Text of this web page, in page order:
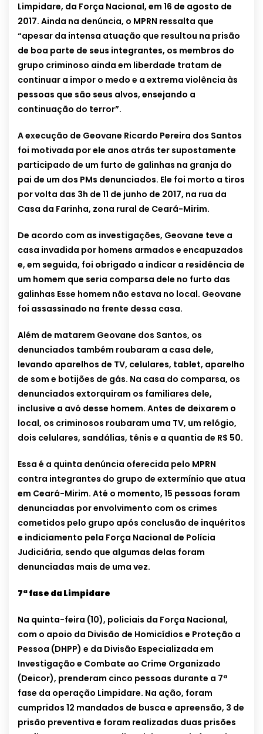
Limpidare, da Força Nacional, em 16 de agosto de
2017. Ainda na denúncia, o MPRN ressalta que
“apesar da intensa atuação que resultou na prisão
de boa parte de seus integrantes, os membros do
grupo criminoso ainda em liberdade tratam de
continuar a impor o medo e a extrema violência às
pessoas que são seus alvos, ensejando a
continuação do terror”.
A execução de Geovane Ricardo Pereira dos Santos
foi motivada por ele anos atrás ter supostamente
participado de um furto de galinhas na granja do
pai de um dos PMs denunciados. Ele foi morto a tiros
por volta das 3h de 11 de junho de 2017, na rua da
Casa da Farinha, zona rural de Ceará-Mirim.
De acordo com as investigações, Geovane teve a
casa invadida por homens armados e encapuzados
e, em seguida, foi obrigado a indicar a residência de
um homem que seria comparsa dele no furto das
galinhas Esse homem não estava no local. Geovane
foi assassinado na frente dessa casa.
Além de matarem Geovane dos Santos, os
denunciados também roubaram a casa dele,
levando aparelhos de TV, celulares, tablet, aparelho
de som e botijões de gás. Na casa do comparsa, os
denunciados extorquiram os familiares dele,
inclusive a avó desse homem. Antes de deixarem o
local, os criminosos roubaram uma TV, um relógio,
dois celulares, sandálias, tênis e a quantia de R$ 50.
Essa é a quinta denúncia oferecida pelo MPRN
contra integrantes do grupo de extermínio que atua
em Ceará-Mirim. Até o momento, 15 pessoas foram
denunciadas por envolvimento com os crimes
cometidos pelo grupo após conclusão de inquéritos
e indiciamento pela Força Nacional de Polícia
Judiciária, sendo que algumas delas foram
denunciadas mais de uma vez.
7ª fase da Limpidare
Na quinta-feira (10), policiais da Força Nacional,
com o apoio da Divisão de Homicídios e Proteção a
Pessoa (DHPP) e da Divisão Especializada em
Investigação e Combate ao Crime Organizado
(Deicor), prenderam cinco pessoas durante a 7ª
fase da operação Limpidare. Na ação, foram
cumpridos 12 mandados de busca e apreensão, 3 de
prisão preventiva e foram realizadas duas prisões